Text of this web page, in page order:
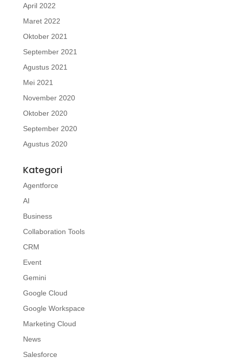
April 2022
Maret 2022
Oktober 2021
September 2021
Agustus 2021
Mei 2021
November 2020
Oktober 2020
September 2020
Agustus 2020
Kategori
Agentforce
AI
Business
Collaboration Tools
CRM
Event
Gemini
Google Cloud
Google Workspace
Marketing Cloud
News
Salesforce